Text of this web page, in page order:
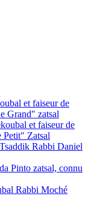
et faiseur de
Grand" zatsal
et faiseur de
Petit" Zatsal
Rabbi Daniel
Pinto zatsal, connu
Rabbi Moché